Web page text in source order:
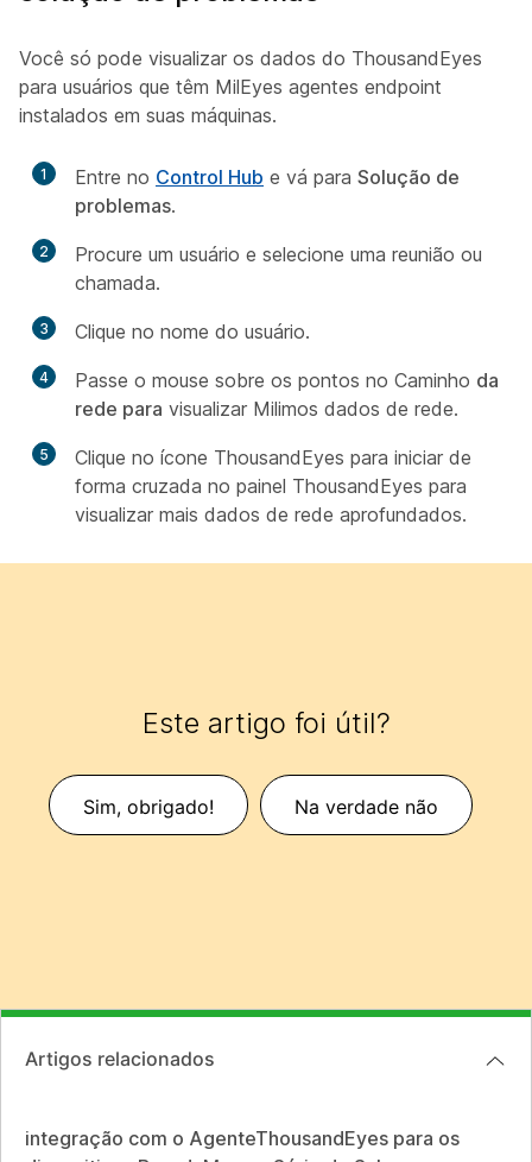
Você só pode visualizar os dados do ThousandEyes
para usuários que têm MilEyes agentes endpoint
instalados em suas máquinas.
1 Entre no Control Hub e vá para Solução de
problemas.
2
Procure um usuário e selecione uma reunião ou
chamada.
3 Clique no nome do usuário.
4 Passe o mouse sobre os pontos no Caminho da
rede para visualizar Milimos dados de rede.
5
Clique no ícone ThousandEyes para iniciar de
forma cruzada no painel ThousandEyes para
visualizar mais dados de rede aprofundados.
Este artigo foi útil?
Sim, obrigado! Na verdade não
Artigos relacionados
integração com o AgenteThousandEyes para os